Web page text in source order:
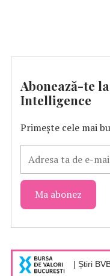
Abonează-te
Intelligence
Primește cele mai
| Știri